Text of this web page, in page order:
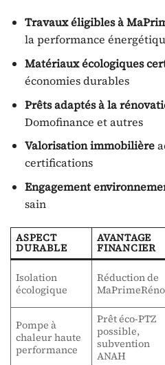
Travaux éligibles à
la performance
Matériaux écologiques
économies durables
Prêts adaptés à la
Domofinance et autres
Valorisation immobilière
certifications
Engagement
sain
ASPECT
DURABLE
AVANTAGE
FINANCIER
Isolation
écologique
Réduction de
Pompe à
chaleur haute
performance
Prêt éco-PTZ
possible,
subvention
ANAH